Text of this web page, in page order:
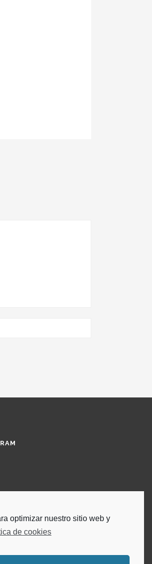
optimizar nuestro sitio web y
de cookies